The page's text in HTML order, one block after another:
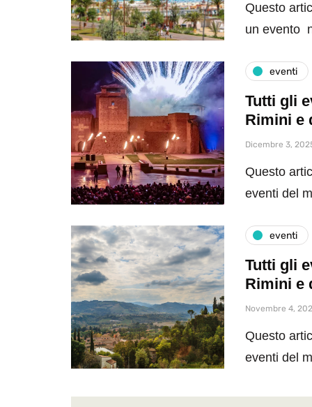
Questo
un evento
eventi
Tutti gli
Rimini e
Dicembre 3,
Questo
eventi del
eventi
Tutti gli
Rimini e
Novembre 4,
Questo
eventi del